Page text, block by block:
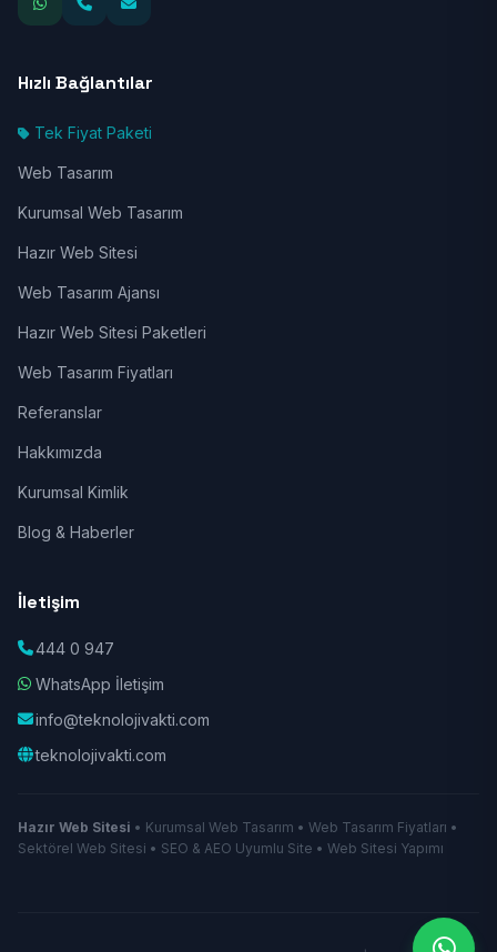
Hızlı Bağlantılar
Tek Fiyat Paketi
Web Tasarım
Kurumsal Web Tasarım
Hazır Web Sitesi
Web Tasarım Ajansı
Hazır Web Sitesi Paketleri
Web Tasarım Fiyatları
Referanslar
Hakkımızda
Kurumsal Kimlik
Blog & Haberler
İletişim
444 0 947
WhatsApp İletişim
info@teknolojivakti.com
teknolojivakti.com
Hazır Web Sitesi • Kurumsal Web Tasarım • Web Tasarım Fiyatları •
Sektörel Web Sitesi • SEO & AEO Uyumlu Site • Web Sitesi Yapımı